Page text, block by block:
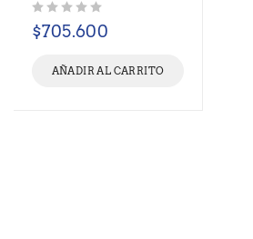
$705.600
AÑADIR AL CARRITO